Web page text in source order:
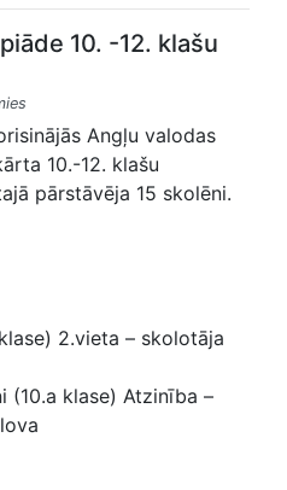
10. -12. klašu
Angļu valodas
10.-12. klašu
pārstāvēja 15 skolēni.
2.vieta – skolotāja
(10.a klase) Atzinība –